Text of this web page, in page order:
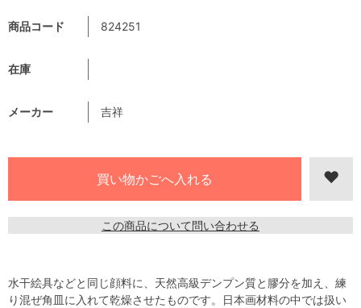
商品コード 824251
在庫
メーカー 吉祥
この商品について問い合わせる
水干絵具などと同じ顔料に、天然高級デンプン質と膠分を加え、練
り混ぜ角皿に入れて乾燥させたものです。日本画材料の中では扱い